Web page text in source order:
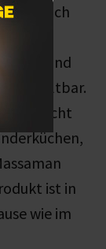
lässt sich
2 kg sind
haltbar.
sich leicht
ist in
wie im